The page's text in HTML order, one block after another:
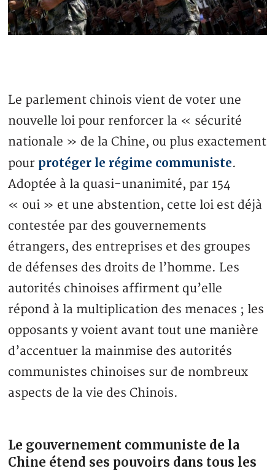
Le parlement chinois vient de voter une
nouvelle loi pour renforcer la « sécurité
nationale » de la Chine, ou plus exactement
pour protéger le régime communiste.
Adoptée à la quasi-unanimité, par 154
« oui » et une abstention, cette loi est déjà
contestée par des gouvernements
étrangers, des entreprises et des groupes
de défenses des droits de l’homme. Les
autorités chinoises affirment qu’elle
répond à la multiplication des menaces ; les
opposants y voient avant tout une manière
d’accentuer la mainmise des autorités
communistes chinoises sur de nombreux
aspects de la vie des Chinois.
Le gouvernement communiste de la
Chine étend ses pouvoirs dans tous les